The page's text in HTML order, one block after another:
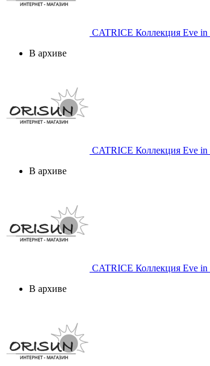
CATRICE Коллекция Eve
В архиве
CATRICE Коллекция Eve
В архиве
CATRICE Коллекция Eve in
В архиве